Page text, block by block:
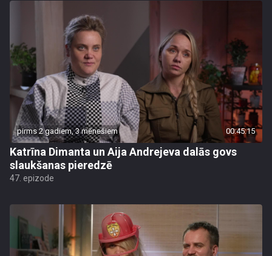
pirms 2 gadiem, 3 mēnešiem 00:45:15
Katrīna Dimanta un Aija Andrejeva dalās govs
slaukšanas pieredzē
47. epizode